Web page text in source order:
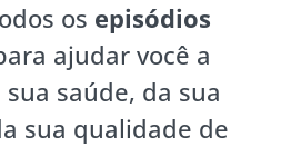
os episódios
ajudar você a
saúde, da sua
sua qualidade de